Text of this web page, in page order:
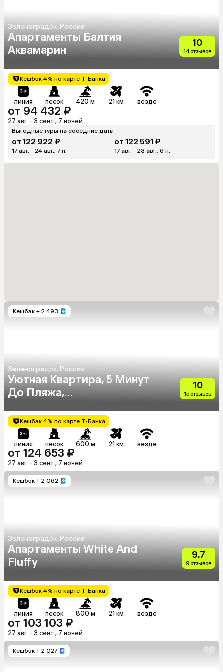
Зеленоградск, Россия
Апартаменты Балтия
Аквамарин
10
14 отзывов
Кешбэк 4% по карте Т-Банка
линия песок 420 м 21 км везде
от 94 432 ₽
27 авг. - 3 сент., 7 ночей
Выгодные туры на соседние даты
от 122 922 ₽
17 авг. - 24 авг., 7 н.
от 122 591 ₽
17 авг. - 23 авг., 6 н.
Кешбэк + 2 493
Зеленоградск, Россия
Уютная Квартира, 5 Минут
До Пляжа,
Заселение 24/7
10
15 отзывов
Кешбэк 4% по карте Т-Банка
линия песок 600 м 21 км везде
от 124 653 ₽
27 авг. - 3 сент., 7 ночей
Кешбэк + 2 062
Зеленоградск, Россия
Апартаменты White And
Fluffy
9.7
9 отзывов
Кешбэк 4% по карте Т-Банка
линия песок 800 м 21 км везде
от 103 103 ₽
27 авг. - 3 сент., 7 ночей
Кешбэк + 2 027